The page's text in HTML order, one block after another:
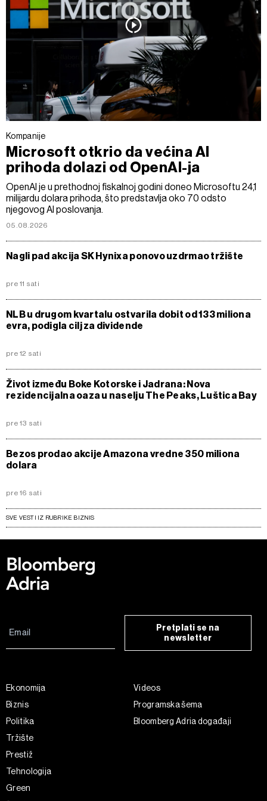
Kompanije
Microsoft otkrio da većina AI
prihoda dolazi od OpenAI-ja
OpenAI je u prethodnoj fiskalnoj godini doneo Microsoftu 24,1
milijardu dolara prihoda, što predstavlja oko 70 odsto
njegovog AI poslovanja.
05.08.2026
Nagli pad akcija SK Hynixa ponovo uzdrmao tržište
pre 11 sati
NLB u drugom kvartalu ostvarila dobit od 133 miliona
evra, podigla cilj za dividende
pre 12 sati
Život između Boke Kotorske i Jadrana: Nova
rezidencijalna oaza u naselju The Peaks, Luštica Bay
pre 13 sati
Bezos prodao akcije Amazona vredne 350 miliona
dolara
pre 16 sati
SVE VESTI IZ RUBRIKE BIZNIS
Pretplati se na
newsletter
Ekonomija
Biznis
Politika
Tržište
Prestiž
Tehnologija
Green
Videos
Programska šema
Bloomberg Adria događaji